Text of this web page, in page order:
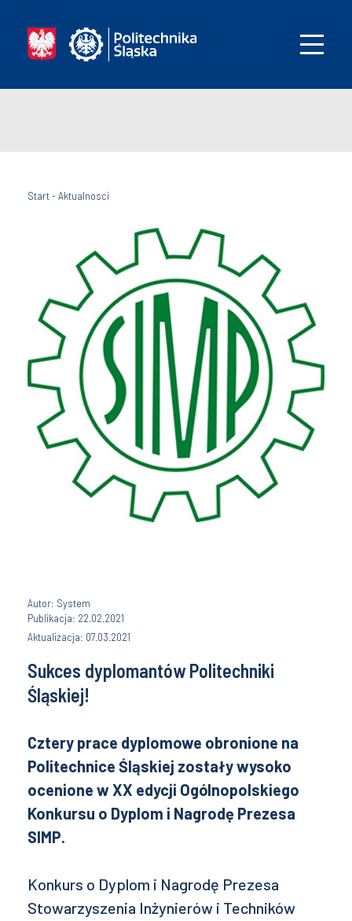
Start-Aktualnosci
Autor: System
Publikacja: 22.02.2021
Aktualizacja: 07.03.2021
Sukces dyplomantów Politechniki
Śląskiej!
Cztery prace dyplomowe obronione na
Politechnice Śląskiej zostały wysoko
ocenione w XX edycji Ogólnopolskiego
Konkursu o Dyplom i Nagrodę Prezesa
SIMP.
Konkurs o Dyplom i Nagrodę Prezesa
Stowarzyszenia Inżynierów i Techników